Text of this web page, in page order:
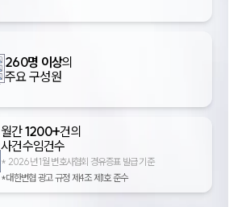
260명 이상의
주요 구성원
월간1200+건의
사건수임건수
* 2026년 1월 변호사협회 경유증표 발급 기준
*대한변협 광고 규정 제4조 제1호 준수